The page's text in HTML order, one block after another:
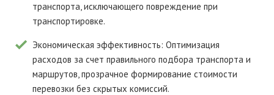
транспорта, исключающего повреждение при
транспортировке.
Экономическая эффективность: Оптимизация
расходов за счет правильного подбора транспорта и
маршрутов, прозрачное формирование стоимости
перевозки без скрытых комиссий.